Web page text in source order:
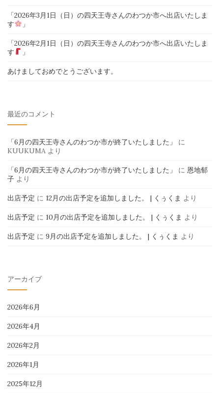
「2026年3月1日（日）の四天王寺さんのわつか市へ出店いたしま
す
」
「2026年2月1日（日）の四天王寺さんのわつか市へ出店いたしま
す
」
あけましておめでとうございます。
最近のコメント
「6月の四天王寺さんのわつか市が終了いたしました」
に
KUUKUMA より
「6月の四天王寺さんのわつか市が終了いたしました」 に 恩地郁
子 より
出店予定 に 12月の出店予定を追加しました。 | くぅくま より
出店予定 に 10月の出店予定を追加しました。 | くぅくま より
出店予定 に 9月の出店予定を追加しました。 | くぅくま より
アーカイブ
2026年6月
2026年4月
2026年2月
2026年1月
2025年12月